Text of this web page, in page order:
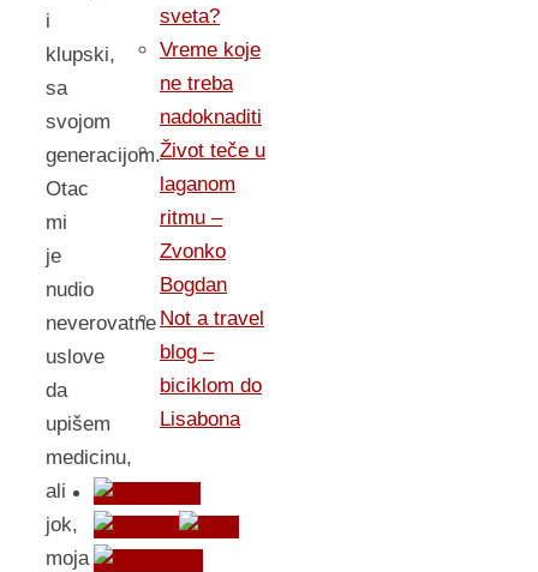
i
klupski,
sa
svojom
generacijom.
Otac
mi
je
nudio
neverovatne
uslove
da
upišem
medicinu,
ali
jok,
moja
sveta?
Vreme koje
ne treba
nadoknaditi
Život teče u
laganom
ritmu –
Zvonko
Bogdan
Not a travel
blog –
biciklom do
Lisabona